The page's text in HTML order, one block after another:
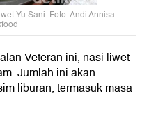
Yu Sani. Foto: Andi Annisa
Veteran ini, nasi liwet
Jumlah ini akan
liburan, termasuk masa